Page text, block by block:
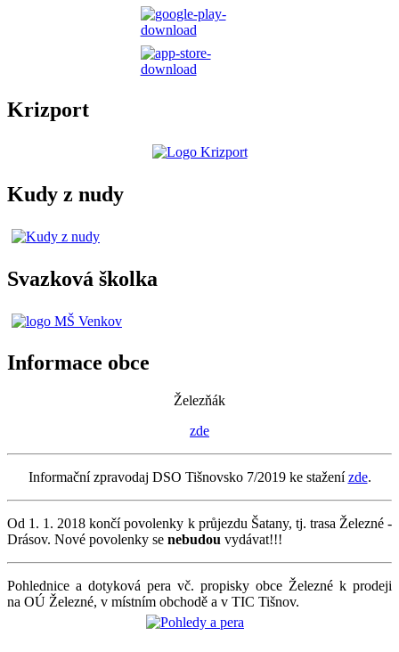
Krizport
Kudy z nudy
Svazková školka
Informace obce
Železňák
zde
Informační zpravodaj DSO Tišnovsko 7/2019 ke staženízde.
Od 1. 1. 2018 končí povolenky k průjezdu Šatany, tj. trasa Železné -
Drásov. Nové povolenky se nebudou vydávat!!!
Pohlednice a dotyková pera vč. propisky obce Železné k prodeji
na OÚ Železné, v místním obchodě a v TIC Tišnov.